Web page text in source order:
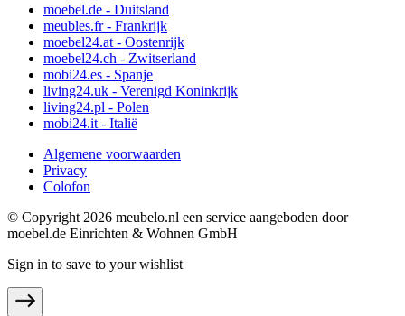
moebel.de - Duitsland
meubles.fr - Frankrijk
moebel24.at - Oostenrijk
moebel24.ch - Zwitserland
mobi24.es - Spanje
living24.uk - Verenigd Koninkrijk
living24.pl - Polen
mobi24.it - Italië
Algemene voorwaarden
Privacy
Colofon
© Copyright 2026 meubelo.nl een service aangeboden door
moebel.de Einrichten & Wohnen GmbH
Sign in to save to your wishlist